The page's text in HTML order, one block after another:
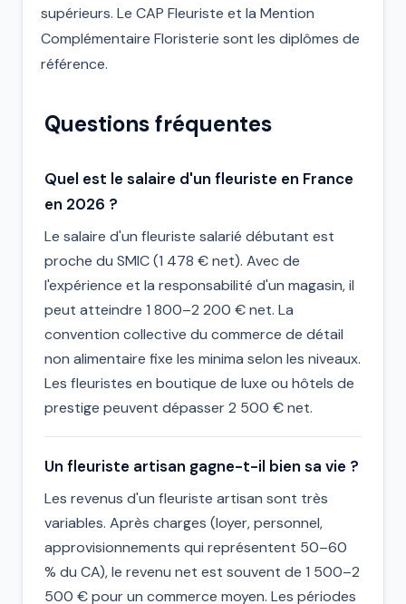
supérieurs. Le CAP Fleuriste et la Mention
Complémentaire Floristerie sont les diplômes de
référence.
Questions fréquentes
Quel est le salaire d'un fleuriste en France
en 2026 ?
Le salaire d'un fleuriste salarié débutant est
proche du SMIC (1 478 € net). Avec de
l'expérience et la responsabilité d'un magasin, il
peut atteindre 1 800–2 200 € net. La
convention collective du commerce de détail
non alimentaire fixe les minima selon les niveaux.
Les fleuristes en boutique de luxe ou hôtels de
prestige peuvent dépasser 2 500 € net.
Un fleuriste artisan gagne-t-il bien sa vie ?
Les revenus d'un fleuriste artisan sont très
variables. Après charges (loyer, personnel,
approvisionnements qui représentent 50–60
% du CA), le revenu net est souvent de 1 500–2
500 € pour un commerce moyen. Les périodes